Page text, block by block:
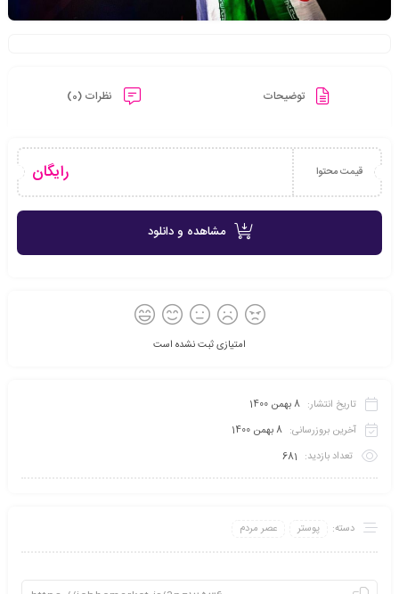
توضیحات نظرات (0)
قیمت محتوا رایگان
مشاهده و دانلود
امتیازی ثبت نشده است
تاریخ انتشار: 8 بهمن 1400
آخرین بروزرسانی: 8 بهمن 1400
تعداد بازدید: 681
دسته: پوستر عصر مردم